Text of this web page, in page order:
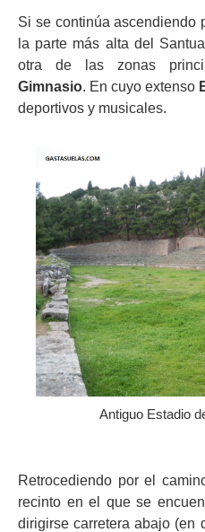
Si se continúa ascendiendo
la parte más alta del
otra de las zonas
Gimnasio. En cuyo extenso
deportivos y musicales.
Antiguo Estadio
Retrocediendo por el
recinto en el que se
dirigirse carretera abajo (en